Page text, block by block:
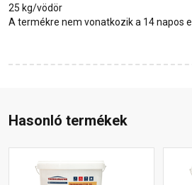
25 kg/vödör
A termékre nem vonatkozik a 14 napos
Hasonló termékek